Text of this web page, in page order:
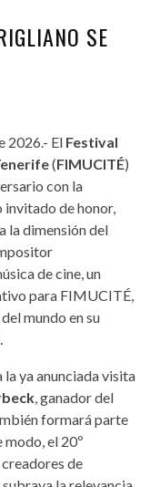
SE
2026.- El Festival
(FIMUCITÉ)
con la
invitado de honor,
la dimensión del
de cine, un
para FIMUCITÉ,
mundo en su
la ya anunciada visita
, ganador del
formará parte
el 20º
de